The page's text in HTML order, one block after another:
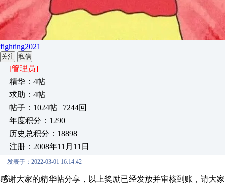
fighting2021
关注 私信
[管理员]
精华：4帖
求助：4帖
帖子：1024帖 | 7244回
年度积分：1290
历史总积分：18898
注册：2008年11月11日
发表于：2022-03-01 16:14:42
感谢大家的精华帖分享，以上奖励已经发放并审核到账，请大